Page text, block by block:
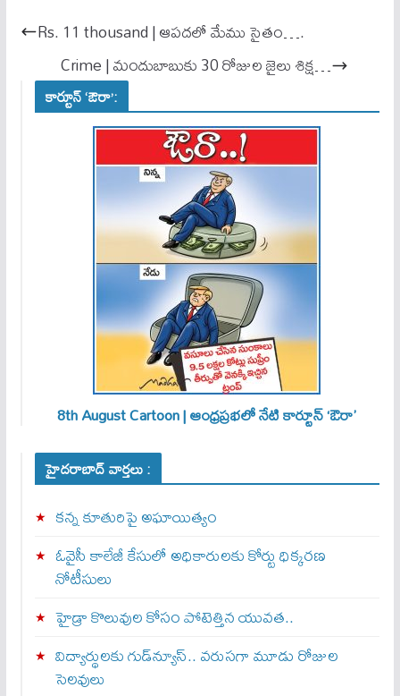
ok A
pp
Rs. 11 thousand | ఆపదలో మేము సైతం….
Crime | మందుబాబుకు 30 రోజుల జైలు శిక్ష…
కార్టూన్ ‘ఔరా’:
8th August Cartoon | ఆంధ్రప్రభలో నేటి కార్టూన్ ‘ఔరా’
హైదరాబాద్ వార్తలు :
కన్న కూతురిపై అఘాయిత్యం
ఓవైసీ కాలేజీ కేసులో అధికారులకు కోర్టు ధిక్కరణ
నోటీసులు
హైడ్రా కొలువుల కోసం పోటెత్తిన యువత..
విద్యార్థులకు గుడ్‌న్యూస్.. వరుసగా మూడు రోజుల
సెలవులు